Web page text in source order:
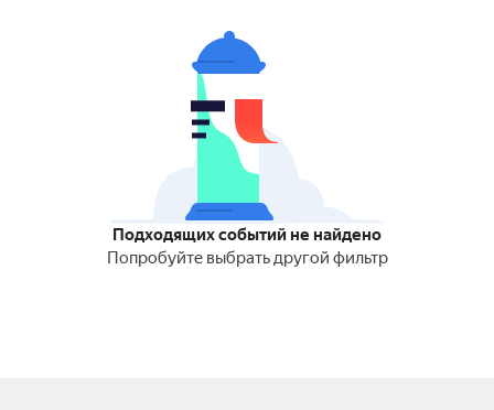
Подходящих событий не найдено
Попробуйте выбрать другой фильтр